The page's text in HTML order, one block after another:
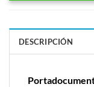
DESCRIPCIÓN